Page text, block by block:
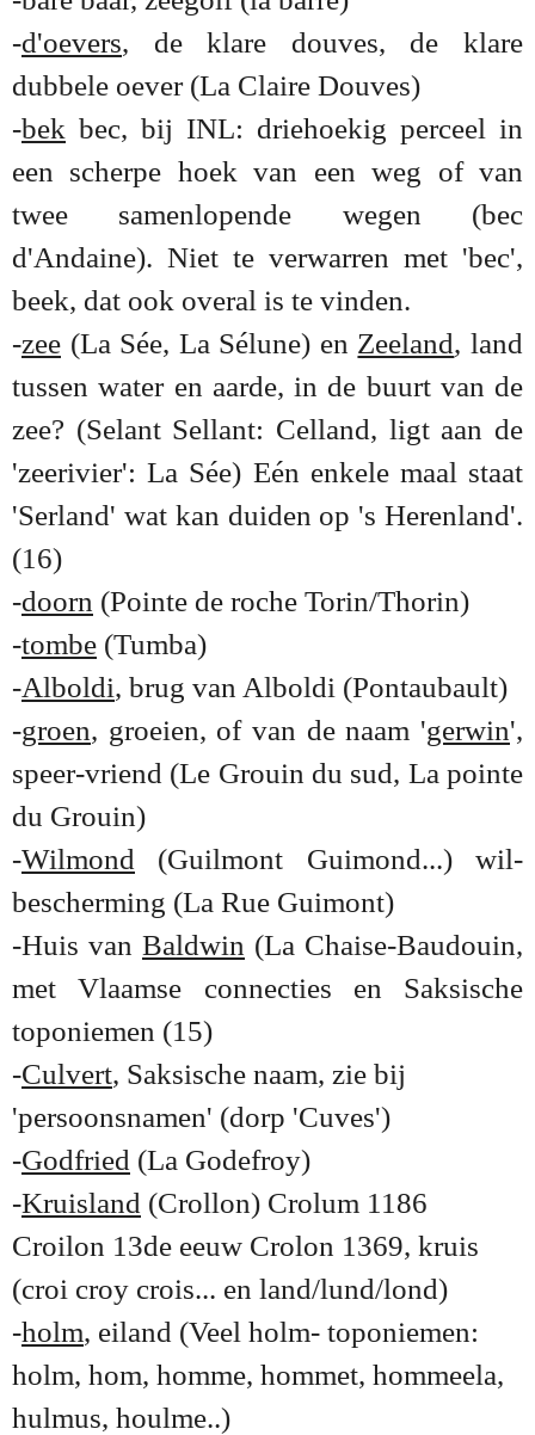
-d'oevers, de klare douves, de klare
dubbele oever (La Claire Douves)
-bek bec, bij INL: driehoekig perceel in
een scherpe hoek van een weg of van
twee samenlopende wegen (bec
d'Andaine). Niet te verwarren met 'bec',
beek, dat ook overal is te vinden.
-zee (La Sée, La Sélune) en Zeeland, land
tussen water en aarde, in de buurt van de
zee? (Selant Sellant: Celland, ligt aan de
'zeerivier': La Sée) Eén enkele maal staat
'Serland' wat kan duiden op 's Herenland'.
(16)
-doorn (Pointe de roche Torin/Thorin)
-tombe (Tumba)
-Alboldi, brug van Alboldi (Pontaubault)
-groen, groeien, of van de naam 'gerwin',
speer-vriend (Le Grouin du sud, La pointe
du Grouin)
-Wilmond (Guilmont Guimond...) wil-
bescherming (La Rue Guimont)
-Huis van Baldwin (La Chaise-Baudouin,
met Vlaamse connecties en Saksische
toponiemen (15)
-Culvert, Saksische naam, zie bij
'persoonsnamen' (dorp 'Cuves')
-Godfried (La Godefroy)
-Kruisland (Crollon) Crolum 1186
Croilon 13de eeuw Crolon 1369, kruis
(croi croy crois... en land/lund/lond)
-holm, eiland (Veel holm- toponiemen:
holm, hom, homme, hommet, hommeela,
hulmus, houlme..)